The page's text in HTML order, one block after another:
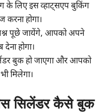
लिए इस व्हाट्सएप बुकिंग
होगा।
पूछे जायेंगे, आपको अपने
होगा।
बुक हो जाएगा और आपको
मिलेगा।
सिलेंडर कैसे बुक